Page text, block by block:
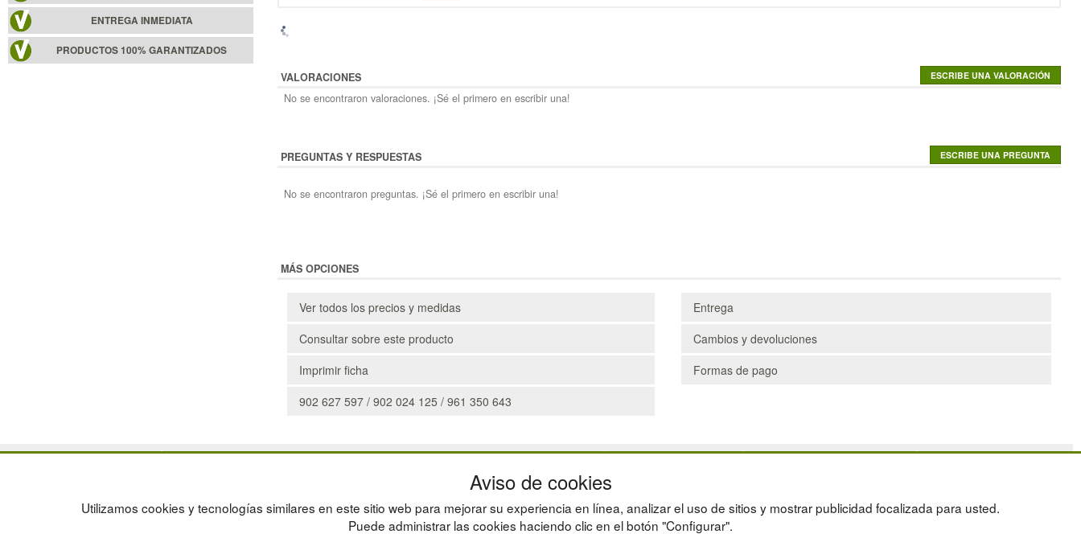
ENTREGA INMEDIATA
PRODUCTOS 100% GARANTIZADOS
VALORACIONES
No se encontraron valoraciones. ¡Sé el primero en escribir una!
PREGUNTAS Y RESPUESTAS
No se encontraron preguntas. ¡Sé el primero en escribir una!
MÁS OPCIONES
Ver todos los precios y medidas
Consultar sobre este producto
Imprimir ficha
902 627 597 / 902 024 125 / 961 350 643
Entrega
Cambios y devoluciones
Formas de pago
CAMBIOS Y DEVOLUCIONES
INGRESA A TU CUENTA
MANUTENCIÓN
GESTIÓN DE RESIDUOS
LIQUIDACIÓN Y SOBRANTES
LOTES DE NAVIDAD
PALETS DE PLÁSTICO
Aviso de cookies
Utilizamos cookies y tecnologías similares en este sitio web para mejorar su experiencia en línea, analizar el uso de sitios y mostrar publicidad focalizada para usted.
Puede administrar las cookies haciendo clic en el botón "Configurar".